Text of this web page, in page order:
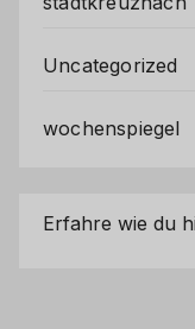
Uncategorized
wochenspiegel
Erfahre wie du